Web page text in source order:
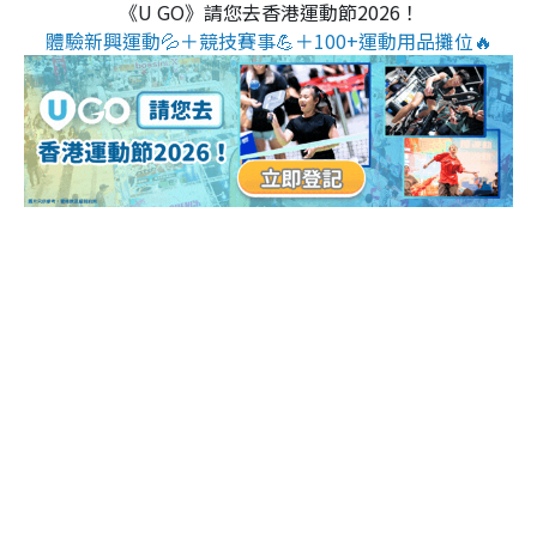
《U GO》請您去香港運動節2026！
體驗新興運動💦＋競技賽事💪＋100+運動用品攤位🔥